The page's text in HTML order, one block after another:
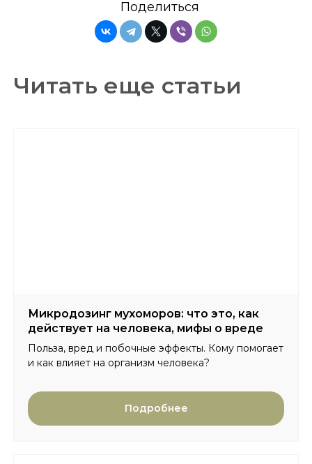
Поделиться
Читать еще статьи
Микродозинг мухоморов: что это, как
действует на человека, мифы о вреде
Польза, вред и побочные эффекты. Кому помогает
и как влияет на организм человека?
Подробнее
Доставка и оплата Вопросы и ответы